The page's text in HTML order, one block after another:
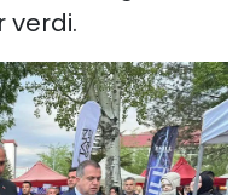
verdi.